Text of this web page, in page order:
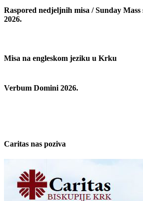
Raspored nedjeljnih misa / Sunday Mass
2026.
Misa na engleskom jeziku u Krku
Verbum Domini 2026.
Caritas nas poziva